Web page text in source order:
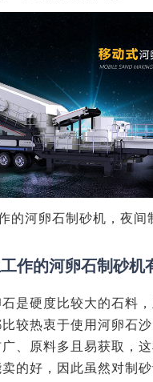
的河卵石制砂机，夜间
作的河卵石制砂机
是硬度比较大的石料，
较热衷于使用河卵石
、原料多且易获取，
的好，因此虽然对制